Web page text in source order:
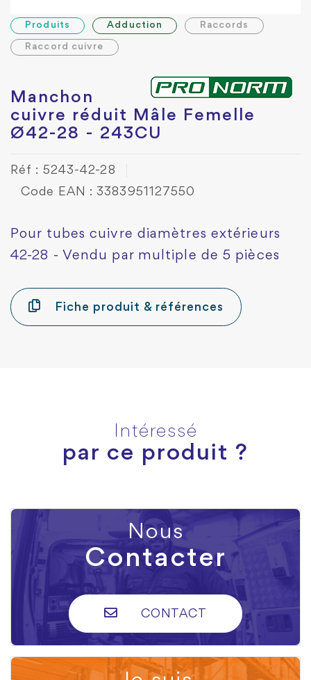
Produits Adduction Raccords
Raccord cuivre
Manchon
cuivre réduit Mâle Femelle
Ø42-28 - 243CU
Réf : 5243-42-28
Code EAN : 3383951127550
Pour tubes cuivre diamètres extérieurs
42-28 - Vendu par multiple de 5 pièces
Fiche produit & références
Intéressé
par ce produit ?
Nous
Contacter
CONTACT